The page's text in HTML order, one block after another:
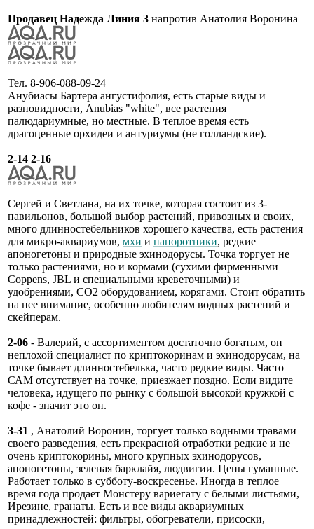
Продавец Надежда Линия 3 напротив Анатолия Воронина
Тел. 8-906-088-09-24
Анубиасы Бартера ангустифолия, есть старые виды и
разновидности, Anubias "white", все растения
палюдариумные, но местные. В теплое время есть
драгоценные орхидеи и антуриумы (не голландские).
2-14 2-16
Сергей и Светлана, на их точке, которая состоит из 3-
павильонов, большой выбор растений, привозных и своих,
много длинностебельников хорошего качества, есть растения
для микро-аквариумов, мхи и папоротники, редкие
апоногетоны и природные эхинодорусы. Точка торгует не
только растениями, но и кормами (сухими фирменными
Coppens, JBL и специальными креветочными) и
удобрениями, СО2 оборудованием, корягами. Стоит обратить
на нее внимание, особенно любителям водных растений и
скейперам.
2-06 - Валерий, с ассортиментом достаточно богатым, он
неплохой специалист по криптокоринам и эхинодорусам, на
точке бывает длинностебелька, часто редкие виды. Часто
САМ отсутствует на точке, приезжает поздно. Если видите
человека, идущего по рынку с большой высокой кружкой с
кофе - значит это он.
3-31 , Анатолий Воронин, торгует только водными травами
своего разведения, есть прекрасной отработки редкие и не
очень криптокорины, много крупных эхинодорусов,
апоногетоны, зеленая барклайя, людвигии. Цены гуманные.
Работает только в субботу-воскресенье. Иногда в теплое
время года продает Монстеру вариегату с белыми листьями,
Ирезине, гранаты. Есть и все виды аквариумных
принадлежностей: фильтры, обогреватели, присоски,